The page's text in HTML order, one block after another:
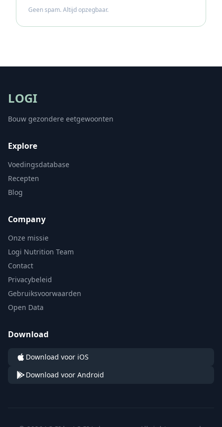
Geen spam. Altijd opzegbaar.
LOGI
Bouw gezondere eetgewoonten
Explore
Voedingsdatabase
Recepten
Blog
Company
Onze missie
Logi Nutrition Team
Contact
Privacybeleid
Gebruiksvoorwaarden
Open Data
Download
Download voor iOS
Download voor Android